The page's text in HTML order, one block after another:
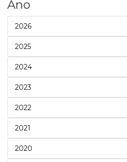
Ano
2026
2025
2024
2023
2022
2021
2020